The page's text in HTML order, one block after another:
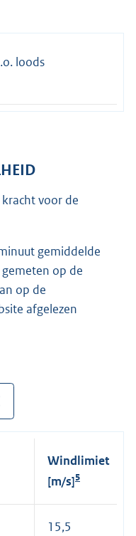
loods
voor de
gemiddelde
op de
op de
afgelezen
Windlimiet
[m/s]5
15,5